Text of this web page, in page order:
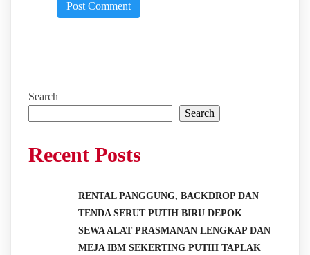
Search
Search
Recent Posts
RENTAL PANGGUNG, BACKDROP DAN
TENDA SERUT PUTIH BIRU DEPOK
SEWA ALAT PRASMANAN LENGKAP DAN
MEJA IBM SEKERTING PUTIH TAPLAK